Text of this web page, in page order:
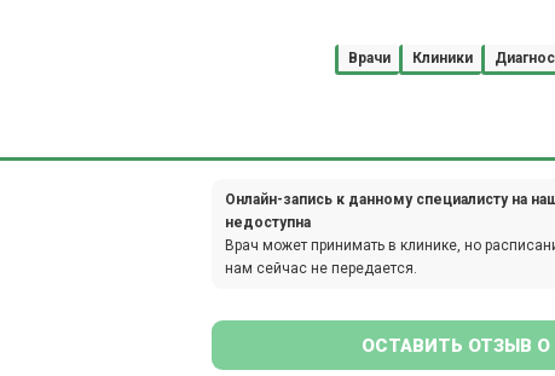
Врачи Клиники
Онлайн-запись к данному специалисту на
недоступна
Врач может принимать в клинике, но
нам сейчас не передается.
ОСТАВИТЬ ОТЗЫВ О